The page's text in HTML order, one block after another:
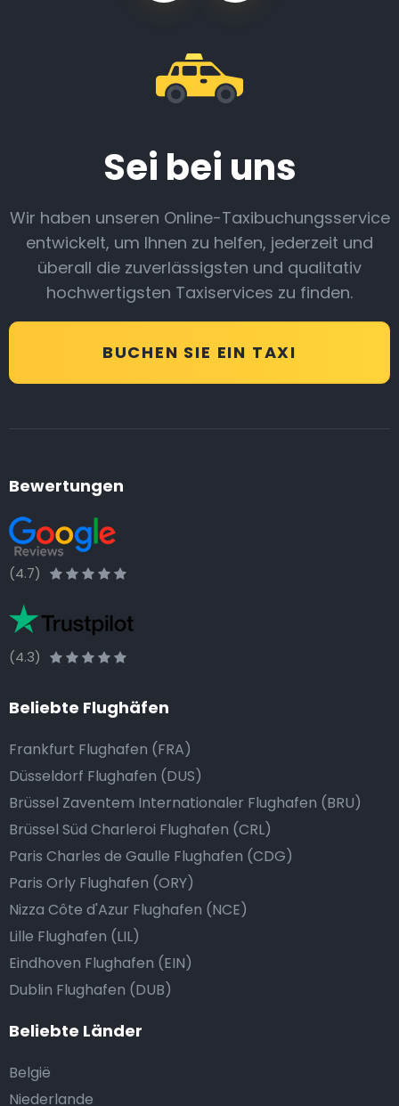
Sei bei uns
Wir haben unseren Online-Taxibuchungsservice
entwickelt, um Ihnen zu helfen, jederzeit und
überall die zuverlässigsten und qualitativ
hochwertigsten Taxiservices zu finden.
BUCHEN SIE EIN TAXI
Bewertungen
(4.7)
(4.3)
Beliebte Flughäfen
Frankfurt Flughafen (FRA)
Düsseldorf Flughafen (DUS)
Brüssel Zaventem Internationaler Flughafen (BRU)
Brüssel Süd Charleroi Flughafen (CRL)
Paris Charles de Gaulle Flughafen (CDG)
Paris Orly Flughafen (ORY)
Nizza Côte d'Azur Flughafen (NCE)
Lille Flughafen (LIL)
Eindhoven Flughafen (EIN)
Dublin Flughafen (DUB)
Beliebte Länder
België
Niederlande